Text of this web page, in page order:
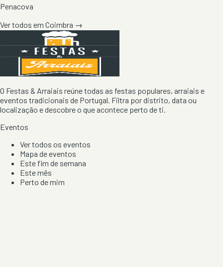
Penacova
Ver todos em Coimbra →
O Festas & Arraiais reúne todas as festas populares, arraiais e
eventos tradicionais de Portugal. Filtra por distrito, data ou
localização e descobre o que acontece perto de ti.
Eventos
Ver todos os eventos
Mapa de eventos
Este fim de semana
Este mês
Perto de mim